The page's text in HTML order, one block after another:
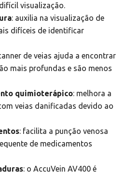
visualização.
: auxilia na visualização de
difíceis de identificar
de veias ajuda a encontrar
mais profundas e são menos
quimioterápico: melhora a
veias danificadas devido ao
: facilita a punção venosa
de medicamentos
: o AccuVein AV400 é